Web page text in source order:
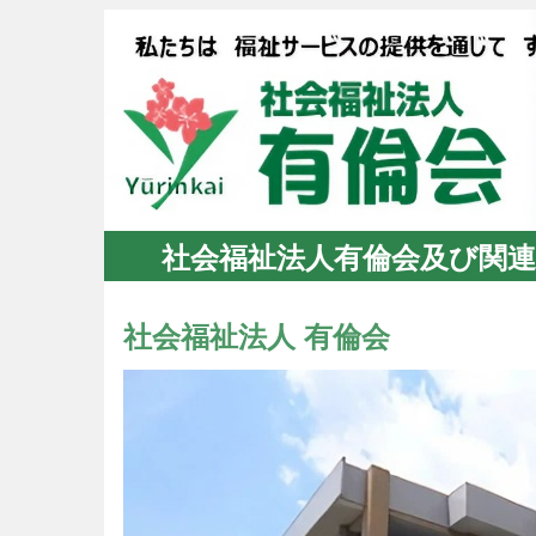
社会福祉法人有倫会及び関
社会福祉法人 有倫会